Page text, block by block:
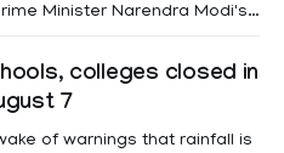
Minister Narendra Modi's
of State for External
written reply to questions
colleges closed in
7
of warnings that rainfall is